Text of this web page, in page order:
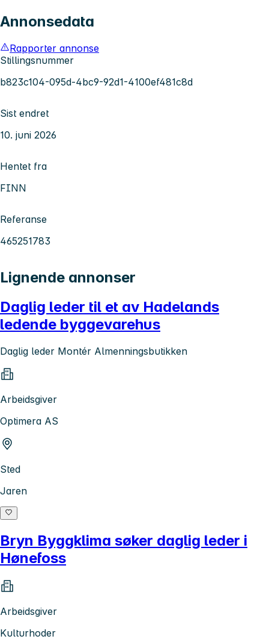
Annonsedata
Rapporter annonse
Stillingsnummer
b823c104-095d-4bc9-92d1-4100ef481c8d
Sist endret
10. juni 2026
Hentet fra
FINN
Referanse
465251783
Lignende annonser
Daglig leder til et av Hadelands
ledende byggevarehus
Daglig leder Montér Almenningsbutikken
Arbeidsgiver
Optimera AS
Sted
Jaren
Bryn Byggklima søker daglig leder i
Hønefoss
Arbeidsgiver
Kulturhoder